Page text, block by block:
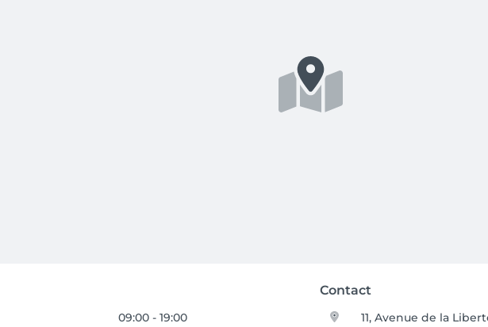
Contact
09:00 - 19:00
11, Avenue de la